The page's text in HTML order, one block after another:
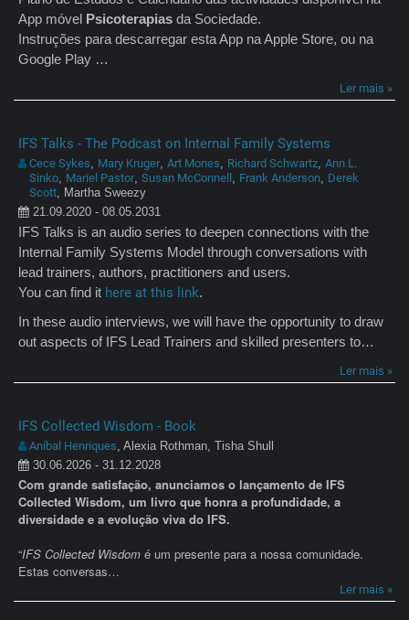
App móvel Psicoterapias da Sociedade.
Instruções para descarregar esta App na Apple Store, ou na
Google Play …
Ler mais »
IFS Talks - The Podcast on Internal Family Systems
Cece Sykes, Mary Kruger, Art Mones, Richard Schwartz, Ann L.
Sinko, Mariel Pastor, Susan McConnell , Frank Anderson, Derek
Scott, Martha Sweezy
21.09.2020 - 08.05.2031
IFS Talks is an audio series to deepen connections with the
Internal Family Systems Model through conversations with
lead trainers, authors, practitioners and users.
You can find it here at this link.
In these audio interviews, we will have the opportunity to draw
out aspects of IFS Lead Trainers and skilled presenters to…
Ler mais »
IFS Collected Wisdom - Book
Aníbal Henriques, Alexia Rothman, Tisha Shull
30.06.2026 - 31.12.2028
Com grande satisfação, anunciamos o lançamento de IFS
Collected Wisdom, um livro que honra a profundidade, a
diversidade e a evolução viva do IFS.
“IFS Collected Wisdom é um presente para a nossa comunidade.
Estas conversas…
Ler mais »